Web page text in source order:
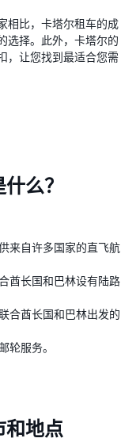
相比，卡塔尔租车的成
选择。此外，卡塔尔的
，让您找到最适合您需
么？
来自许多国家的直飞航
酋长国和巴林设有陆路
合酋长国和巴林出发的
轮服务。
和地点